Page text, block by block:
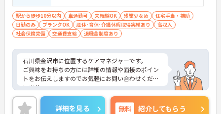
駅から徒歩10分以内 車通勤可 未経験OK 残業少なめ
住宅手当・補助
日勤のみ
ブランクOK 産休･育休･介護休暇取得実績あり
高収入
社会保険完備
交通費支給 退職金制度あり
石川県金沢市に位置するケアマネジャーです。
ご興味をお持ちの方には詳細の情報や面接のポイン
トをお伝えしますのでお気軽にお問い合わせくださ
いませ。
詳細を見る 無料 紹介してもらう